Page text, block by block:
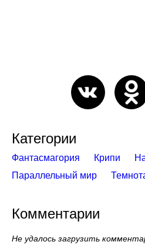
Категории
Фантасмагория Крипи
Параллельный мир
Комментарии
Не удалось загрузить